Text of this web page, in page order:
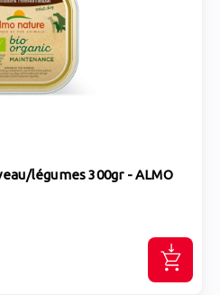
légumes 300gr - ALMO